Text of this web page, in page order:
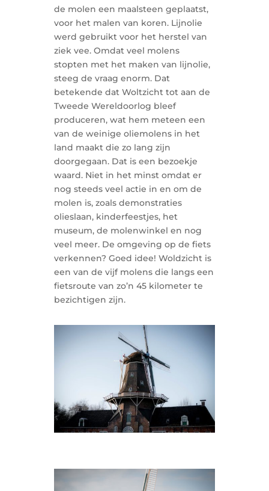
de molen een maalsteen geplaatst,
voor het malen van koren. Lijnolie
werd gebruikt voor het herstel van
ziek vee. Omdat veel molens
stopten met het maken van lijnolie,
steeg de vraag enorm. Dat
betekende dat Woltzicht tot aan de
Tweede Wereldoorlog bleef
produceren, wat hem meteen een
van de weinige oliemolens in het
land maakt die zo lang zijn
doorgegaan. Dat is een bezoekje
waard. Niet in het minst omdat er
nog steeds veel actie in en om de
molen is, zoals demonstraties
olieslaan, kinderfeestjes, het
museum, de molenwinkel en nog
veel meer. De omgeving op de fiets
verkennen? Goed idee! Woldzicht is
een van de vijf molens die langs een
fietsroute van zo’n 45 kilometer te
bezichtigen zijn.